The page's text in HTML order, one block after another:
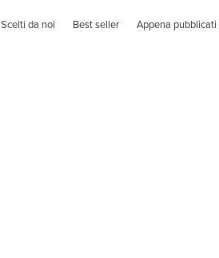
Scelti da noi Best seller Appena pubblicati